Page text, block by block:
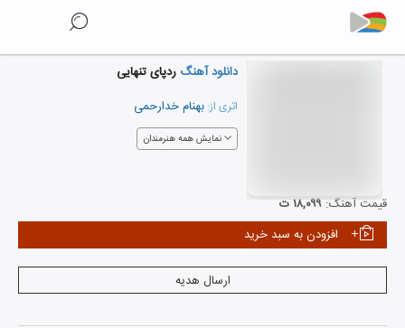
دانلود آهنگ ردپای تنهایی
اثری از: بهنام خدارحمی
نمایش همه هنرمندان
قیمت آهنگ:۱۸,۰۹۹ ت
افزودن به سبد خرید
ارسال هدیه